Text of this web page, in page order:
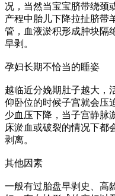
况，当然当宝宝脐带绕颈
产程中胎儿下降拉扯脐带
管，血液淤积形成肿块隔
早剥。
孕妇长期不恰当的睡姿
越临近分娩期肚子越大，
仰卧位的时候子宫就会压
少血压下降，当子宫静脉
床淤血或破裂的情况下都
剥离。
其他因素
一般有过胎盘早剥史、高